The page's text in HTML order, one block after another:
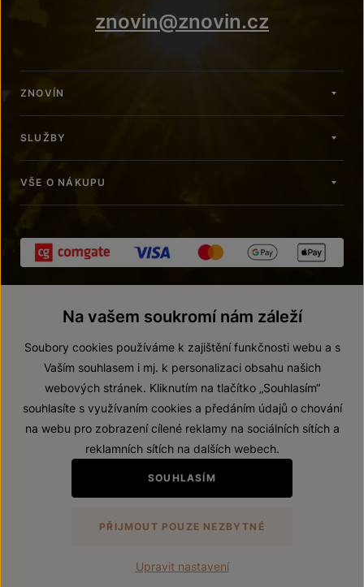
znovin@znovin.cz
ZNOVÍN
SLUŽBY
VŠE O NÁKUPU
© 2026 ZNOVÍN ZNOJMO, a. s.
Prohlášení o přístupnosti
Zákaz prodeje alkoholických nápojů osobám mladším 18 let.
VytvořilwebProgress
Na vašem soukromí nám záleží
Soubory cookies používáme k zajištění funkčnosti webu a s
Vaším souhlasem i mj. k personalizaci obsahu našich
webových stránek. Kliknutím na tlačítko „Souhlasím“
souhlasíte s využívaním cookies a předáním údajů o chování
na webu pro zobrazení cílené reklamy na sociálních sítích a
reklamních sítích na dalších webech.
SOUHLASÍM
PŘIJMOUT POUZE NEZBYTNÉ
Upravit nastavení